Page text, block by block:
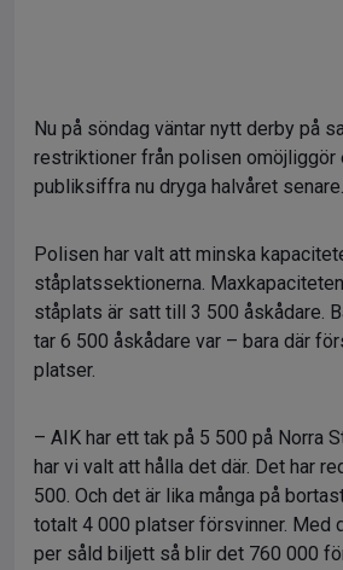
Nu på söndag väntar nytt derby på
restriktioner från polisen omöjliggör
publiksiffra nu dryga halvåret senare.
Polisen har valt att minska
ståplatssektionerna.
ståplats är satt till 3 500 åskådare.
tar 6 500 åskådare var – bara där
platser.
– AIK har ett tak på 5 500 på Norra
har vi valt att hålla det där. Det har
500. Och det är lika många på
totalt 4 000 platser försvinner. Med
per såld biljett så blir det 760 000